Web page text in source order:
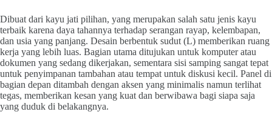
Dibuat dari kayu jati pilihan, yang merupakan salah satu jenis kayu
terbaik karena daya tahannya terhadap serangan rayap, kelembapan,
dan usia yang panjang. Desain berbentuk sudut (L) memberikan ruang
kerja yang lebih luas. Bagian utama ditujukan untuk komputer atau
dokumen yang sedang dikerjakan, sementara sisi samping sangat tepat
untuk penyimpanan tambahan atau tempat untuk diskusi kecil. Panel di
bagian depan ditambah dengan aksen yang minimalis namun terlihat
tegas, memberikan kesan yang kuat dan berwibawa bagi siapa saja
yang duduk di belakangnya.